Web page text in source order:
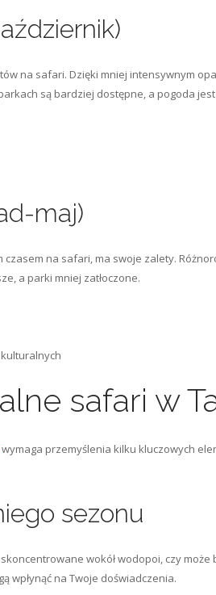
na safari. Dzięki mniej intensywnym
są bardziej dostępne, a pogoda
maj)
na safari, ma swoje zalety.
a parki mniej zatłoczone.
safari w
wymaga przemyślenia kilku kluczowych
sezonu
wokół wodopoi, czy
wpłynąć na Twoje doświadczenia.